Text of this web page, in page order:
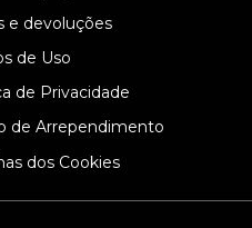
e devoluções
de Uso
de Privacidade
de Arrependimento
dos Cookies